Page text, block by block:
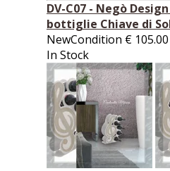
DV-C07 - Negò
bottiglie Chiave di
NewCondition € 105.00
In Stock